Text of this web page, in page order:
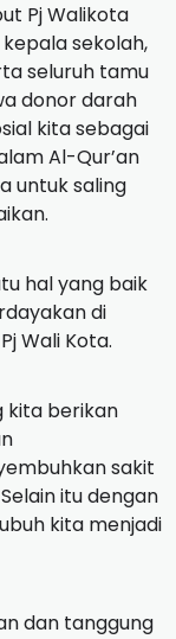
Pj Walikota
sekolah,
seluruh tamu
donor darah
kita sebagai
Al-Qur’an
untuk saling
hal yang baik
di
Wali Kota.
kita berikan
sakit
itu dengan
kita menjadi
dan tanggung